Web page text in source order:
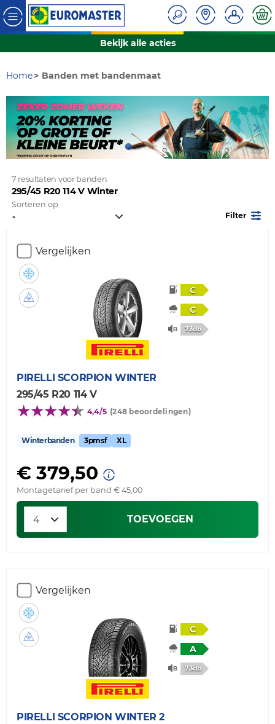
Bekijk alle acties
Home Banden met bandenmaat
7 resultaten voor banden
295/45 R20 114 V Winter
Sorteren op
Filter
Vergelijken
C
C
73db
PIRELLI SCORPION WINTER
295/45 R20 114 V
4,4/5 (248 beoordelingen)
Winterbanden 3pmsf XL
€ 379,50
Montagetarief per band € 45,00
TOEVOEGEN
Vergelijken
C
A
73db
PIRELLI SCORPION WINTER 2